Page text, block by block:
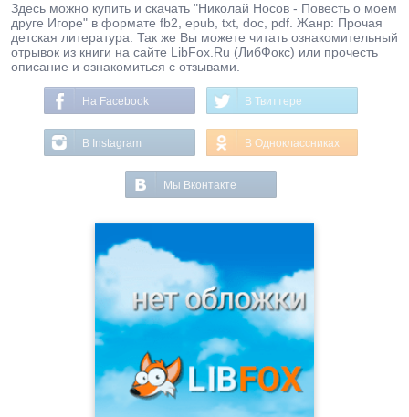
Здесь можно купить и скачать "Николай Носов - Повесть о моем
друге Игоре" в формате fb2, epub, txt, doc, pdf. Жанр: Прочая
детская литература. Так же Вы можете читать ознакомительный
отрывок из книги на сайте LibFox.Ru (ЛибФокс) или прочесть
описание и ознакомиться с отзывами.
На Facebook В Твиттере
В Instagram В Одноклассниках
Мы Вконтакте